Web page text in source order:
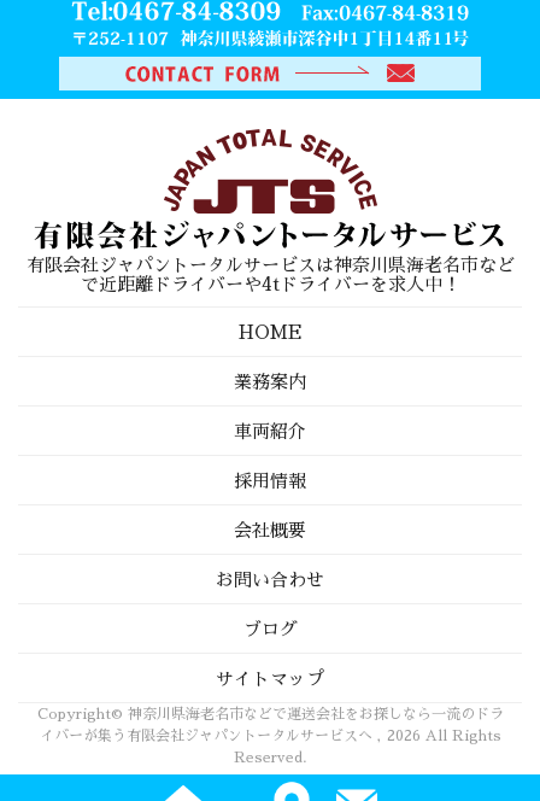
有限会社ジャパントータルサービスは神奈川県海老名市など
で近距離ドライバーや4tドライバーを求人中！
HOME
業務案内
車両紹介
採用情報
会社概要
お問い合わせ
ブログ
サイトマップ
Copyright© 神奈川県海老名市などで運送会社をお探しなら一流のドラ
イバーが集う有限会社ジャパントータルサービスへ , 2026 All Rights
Reserved.